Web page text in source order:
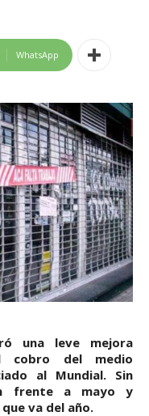
WhatsApp
una leve mejora
cobro del medio
al Mundial. Sin
frente a mayo y
va del año.